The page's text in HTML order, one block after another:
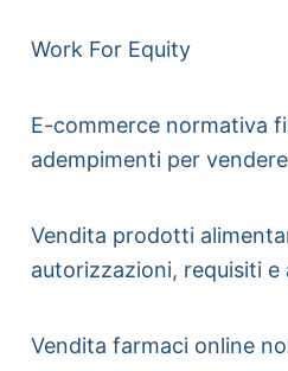
Work For Equity
E-commerce normativa
adempimenti per
Vendita prodotti
autorizzazioni, requisiti e
Vendita farmaci online